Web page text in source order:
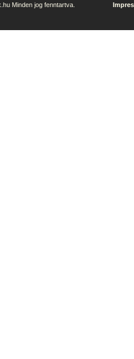
Minden jog fenntartva.